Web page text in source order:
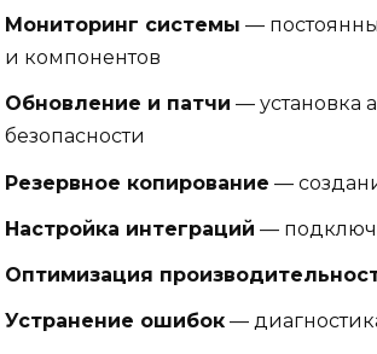
Мониторинг системы —
и компонентов
Обновление и патчи — установка
безопасности
Резервное копирование —
Настройка интеграций —
Оптимизация
Устранение ошибок —